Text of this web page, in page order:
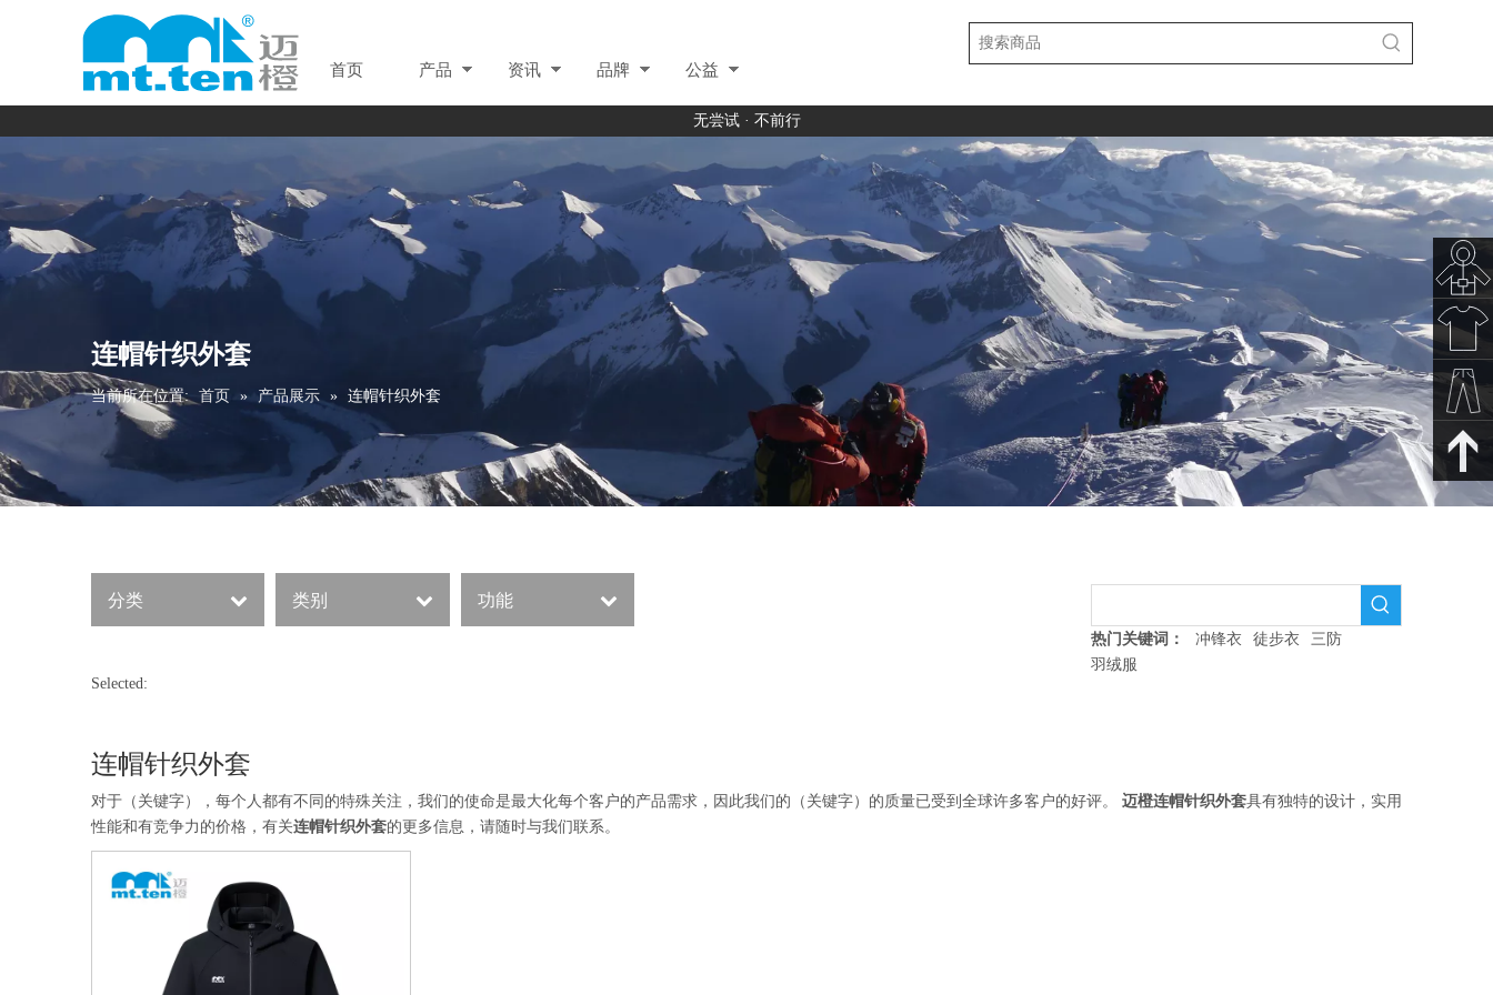
首页 产品 资讯 品牌 公益
无尝试 · 不前行
连帽针织外套
当前所在位置: 首页 » 产品展示 » 连帽针织外套
分类 类别 功能
Selected:
热门关键词： 冲锋衣 徒步衣
三防
羽绒服
连帽针织外套
对于（关键字），每个人都有不同的特殊关注，我们的使命是最大化每个客户的产品需求，因此我们的（关键字）的质量已受到全球许多客户的好评。 迈橙连帽针织外套具有独特的设计，实用
性能和有竞争力的价格，有关连帽针织外套的更多信息，请随时与我们联系。
秋冬新
春夏新
款
裤子下
装